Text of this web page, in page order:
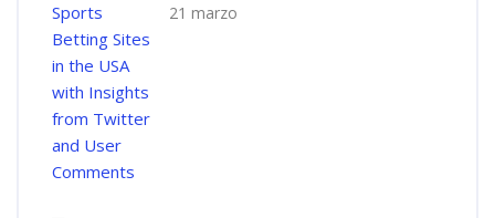
21 marzo